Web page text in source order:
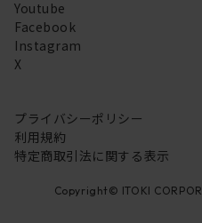
Youtube
Facebook
Instagram
X
プライバシーポリシー
利用規約
特定商取引法に関する表示
Copyright© ITOKI